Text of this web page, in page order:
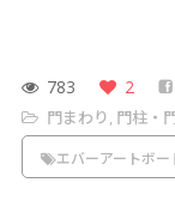
783
2
門まわり, 門柱・
エバーアートボー